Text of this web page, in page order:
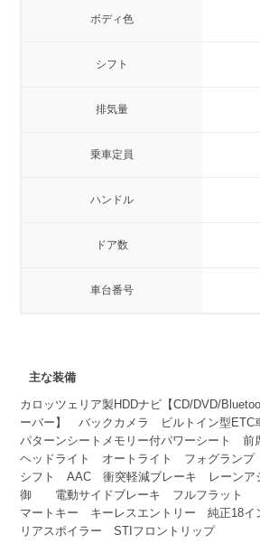
ボディ色
シフト
排気量
乗車定員
ハンドル
ドア数
車台番号
主な装備
カロッツェリア製HDDナビ【CD/DVD/
ーバー】 バックカメラ ビルトイン型
パターンシートメモリー付パワーシート
ヘッドライト オートライト フォグラ
シフト AAC 衝突軽減ブレーキ レーンア
御 電動サイドブレーキ フルフラット
マートキー キーレスエントリー 純正18イ
リアスポイラー STIフロントリップ